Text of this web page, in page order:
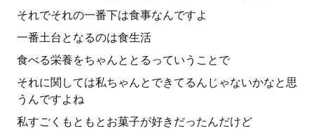
それでそれの一番下は食事なんですよ
一番土台となるのは食生活
食べる栄養をちゃんととるっていうことで
それに関しては私ちゃんとできてるんじゃないかなと思
うんですよね
私すごくもともとお菓子が好きだったんだけど